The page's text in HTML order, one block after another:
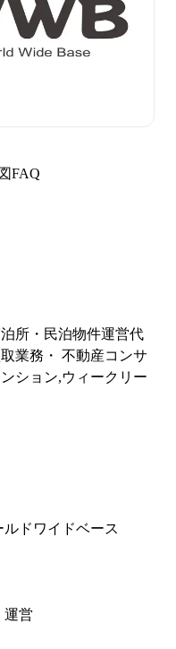
FAQ
所・民泊物件運営代
業務・ 不動産コンサ
ション,ウィークリー
ドワイドベース
運営